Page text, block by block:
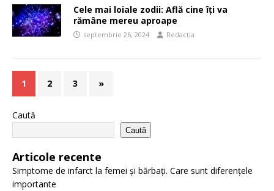
Cele mai loiale zodii: Află cine îți va
rămâne mereu aproape
septembrie 26, 2024 Redacția
1 2 3 »
Caută
Caută
Articole recente
Simptome de infarct la femei și bărbați. Care sunt diferențele
importante